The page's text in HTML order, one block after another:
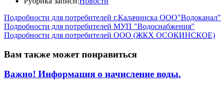
Подробности для потребителей г.Калачинска ООО"Водоканал"
Подробности для потребителей МУП "Водоснабжения"
Подробности для потребителей OOO (ЖКХ ОСОКИНСКОЕ)
Вам также может понравиться
Важно! Информация о начисление воды.